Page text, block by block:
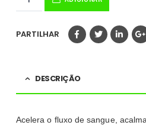
PARTILHAR
DESCRIÇÃO
Acelera o fluxo de sangue,